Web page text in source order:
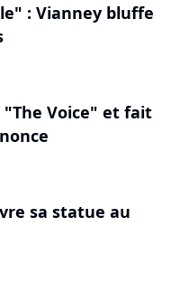
: Vianney bluffe
Voice" et fait
sa statue au